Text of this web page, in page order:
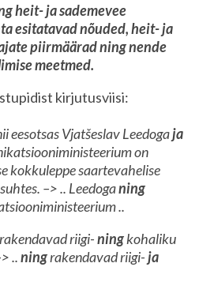
heit-jasademevee
esitatavad nõuded, heit-ja
piirmääradningnende
meetmed.
kirjutusviisi:
eesotsas Vjatšeslav Leedogaja
on
kokkuleppe saartevahelise
–> .. Leedoganing
..
rakendavad riigi-ningkohaliku
..ningrakendavad riigi-ja